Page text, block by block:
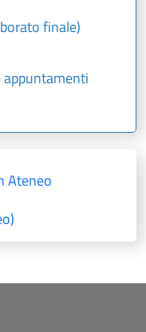
finale)
Ateneo